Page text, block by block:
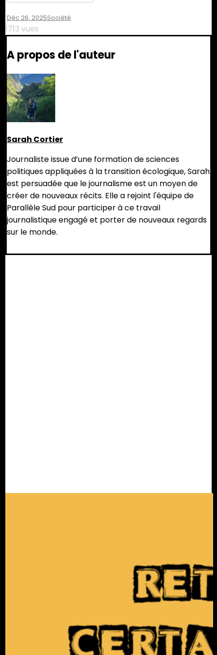
Déc 26, 2025Société
1713 vues
A propos de l'auteur
Sarah Cortier
Journaliste issue d’une formation de sciences
politiques appliquées à la transition écologique, Sarah
est persuadée que le journalisme est un moyen de
créer de nouveaux récits. Elle a rejoint l'équipe de
Parallèle Sud pour participer à ce travail
journalistique engagé et porter de nouveaux regards
sur le monde.